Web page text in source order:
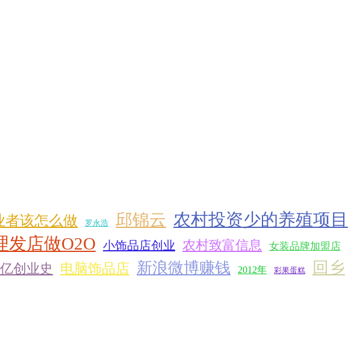
者该怎么做 罗永浩 邱锦云 农村投资少的养殖项目
发店做O2O 小饰品店创业 农村致富信息 女装品牌加盟店
创业史 电脑饰品店 新浪微博赚钱 2012年 彩果蛋糕
回乡